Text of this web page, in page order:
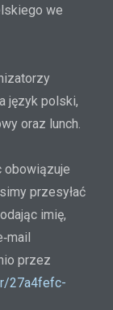
we
język polski,
oraz lunch.
obowiązuje
przesyłać
imię,
przez
27a4fefc-